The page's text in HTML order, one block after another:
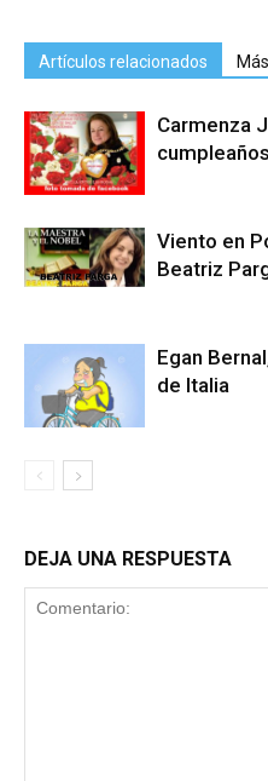
Artículos relacionados
Carmenza
cumpleaños
Viento en
Beatriz
Egan
de Italia
DEJA UNA RESPUESTA